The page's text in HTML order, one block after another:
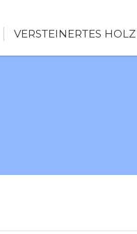
VERSTEINERTES HOLZ